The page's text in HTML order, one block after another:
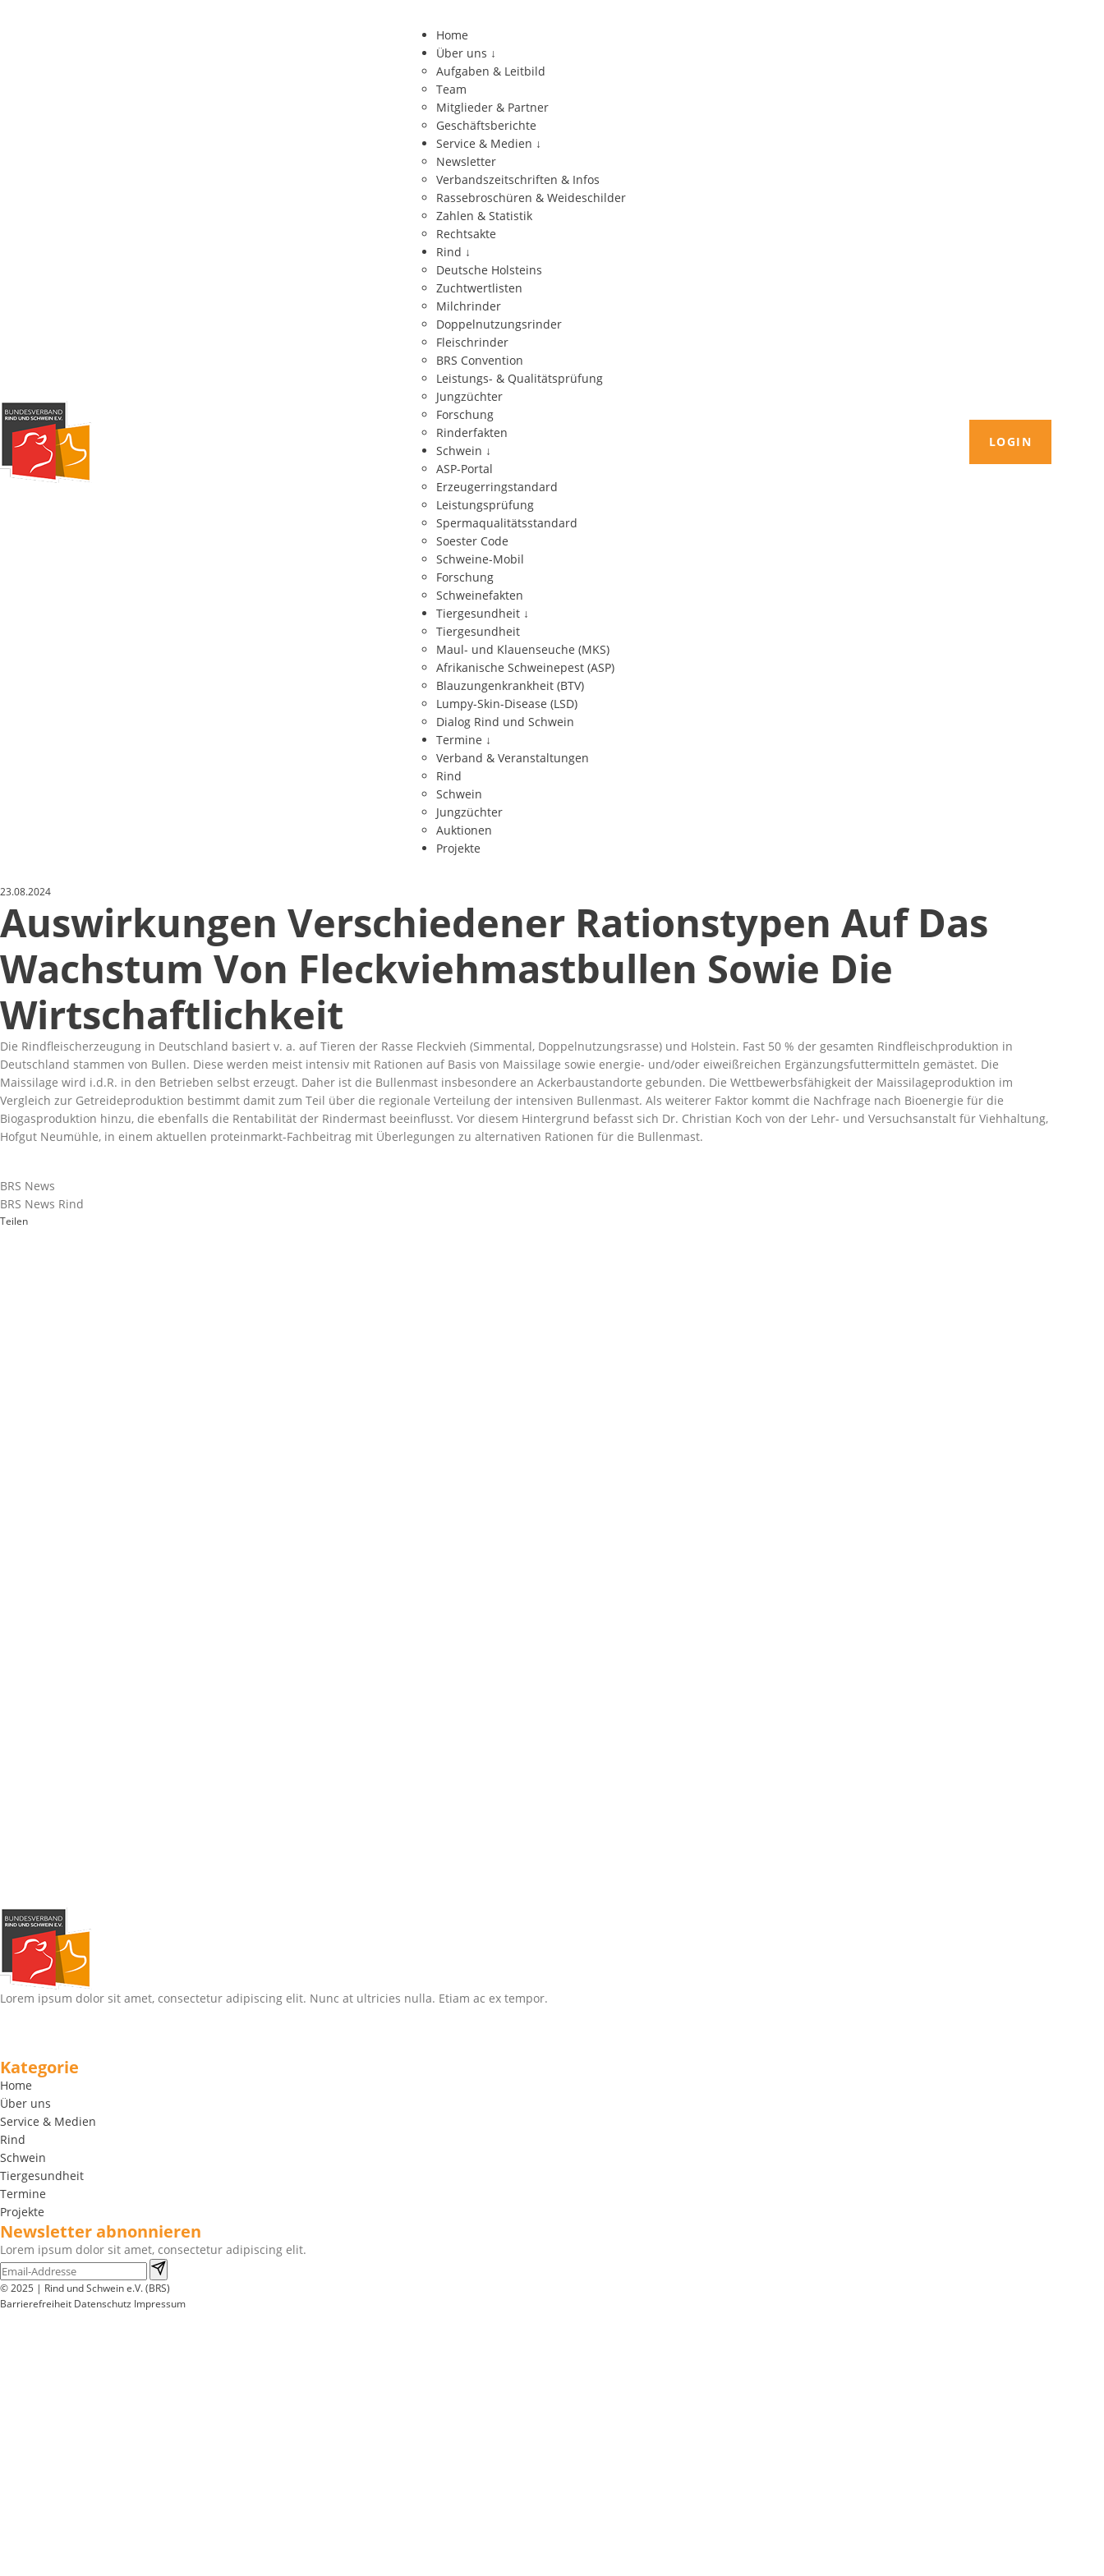
Home
Über uns ↓
Aufgaben & Leitbild
Team
Mitglieder & Partner
Geschäftsberichte
Service & Medien ↓
Newsletter
Verbandszeitschriften & Infos
Rassebroschüren & Weideschilder
Zahlen & Statistik
Rechtsakte
Rind ↓
Deutsche Holsteins
Zuchtwertlisten
Milchrinder
Doppelnutzungsrinder
Fleischrinder
BRS Convention
Leistungs- & Qualitätsprüfung
Jungzüchter
Forschung
Rinderfakten
Schwein ↓
ASP-Portal
Erzeugerringstandard
Leistungsprüfung
Spermaqualitätsstandard
Soester Code
Schweine-Mobil
Forschung
Schweinefakten
Tiergesundheit ↓
Tiergesundheit
Maul- und Klauenseuche (MKS)
Afrikanische Schweinepest (ASP)
Blauzungenkrankheit (BTV)
Lumpy-Skin-Disease (LSD)
Dialog Rind und Schwein
Termine ↓
Verband & Veranstaltungen
Rind
Schwein
Jungzüchter
Auktionen
Projekte
LOGIN
23.08.2024
Auswirkungen Verschiedener Rationstypen Auf Das
Wachstum Von Fleckviehmastbullen Sowie Die
Wirtschaftlichkeit
Die Rindfleischerzeugung in Deutschland basiert v. a. auf Tieren der Rasse Fleckvieh (Simmental, Doppelnutzungsrasse) und Holstein. Fast 50 % der gesamten Rindfleischproduktion in
Deutschland stammen von Bullen. Diese werden meist intensiv mit Rationen auf Basis von Maissilage sowie energie- und/oder eiweißreichen Ergänzungsfuttermitteln gemästet. Die
Maissilage wird i.d.R. in den Betrieben selbst erzeugt. Daher ist die Bullenmast insbesondere an Ackerbaustandorte gebunden. Die Wettbewerbsfähigkeit der Maissilageproduktion im
Vergleich zur Getreideproduktion bestimmt damit zum Teil über die regionale Verteilung der intensiven Bullenmast. Als weiterer Faktor kommt die Nachfrage nach Bioenergie für die
Biogasproduktion hinzu, die ebenfalls die Rentabilität der Rindermast beeinflusst. Vor diesem Hintergrund befasst sich Dr. Christian Koch von der Lehr- und Versuchsanstalt für Viehhaltung,
Hofgut Neumühle, in einem aktuellen proteinmarkt-Fachbeitrag mit Überlegungen zu alternativen Rationen für die Bullenmast.
BRS News
BRS News Rind
Teilen
Lorem ipsum dolor sit amet, consectetur adipiscing elit. Nunc at ultricies nulla. Etiam ac ex tempor.
Kategorie
Home
Über uns
Service & Medien
Rind
Schwein
Tiergesundheit
Termine
Projekte
Newsletter abnonnieren
Lorem ipsum dolor sit amet, consectetur adipiscing elit.
© 2025 | Rind und Schwein e.V. (BRS)
Barrierefreiheit Datenschutz Impressum